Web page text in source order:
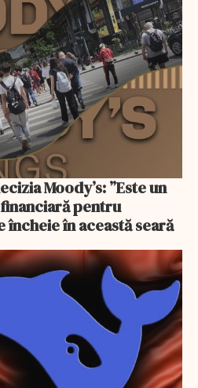
Moody’s: ”Este un
pentru
încheie în această seară